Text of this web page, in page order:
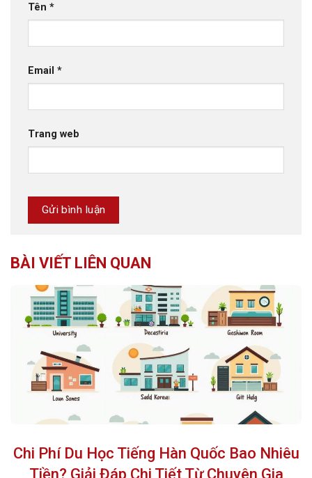
Tên *
Email *
Trang web
BÀI VIẾT LIÊN QUAN
Chi Phí Du Học Tiếng Hàn Quốc Bao Nhiêu
Tiền? Giải Đáp Chi Tiết Từ Chuyên Gia